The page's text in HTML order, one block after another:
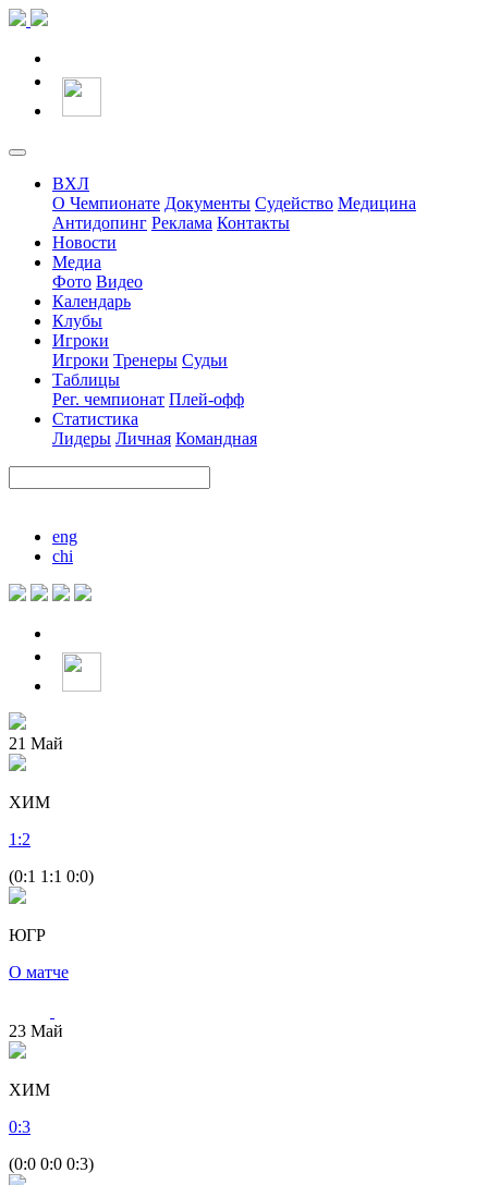
ВХЛ
О Чемпионате Документы Судейство Медицина
Антидопинг Реклама Контакты
Новости
Медиа
Фото Видео
Календарь
Клубы
Игроки
Игроки Тренеры Судьи
Таблицы
Рег. чемпионат Плей-офф
Статистика
Лидеры Личная Командная
eng
chi
21 Май
ХИМ
1 :2
(0:1 1:1 0:0)
ЮГР
О матче
23 Май
ХИМ
0:3
(0:0 0:0 0:3)